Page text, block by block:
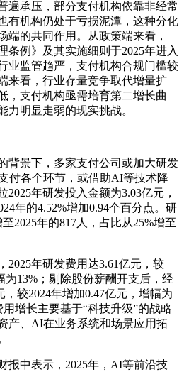
遍承压，部分支付机构依靠非经常
有机构仍处于亏损泥潭，这种分化
端的共同作用。从政策端来看，
条例》及其实施细则于2025年进入
业监管趋严，支付机构合规门槛较
来看，行业存量竞争取代增量扩
，支付机构亟需培育第二增长曲
力明显走弱的现实挑战。
背景下，多家支付公司或加大研发
付各个环节，或借助AI等技术降
年研发投入金额为3.03亿元，
年的4.52%增加0.94个百分点。研
2025年的817人，占比从25%增至
2025年研发费用达3.61亿元，较
为13%；剔除股份薪酬开支后，经
较2024年增加0.47亿元，增幅为
增长主要基于“科技升级”的战略
产、AI在业务系统和场景应用拓
报中表示，2025年，AI等前沿技